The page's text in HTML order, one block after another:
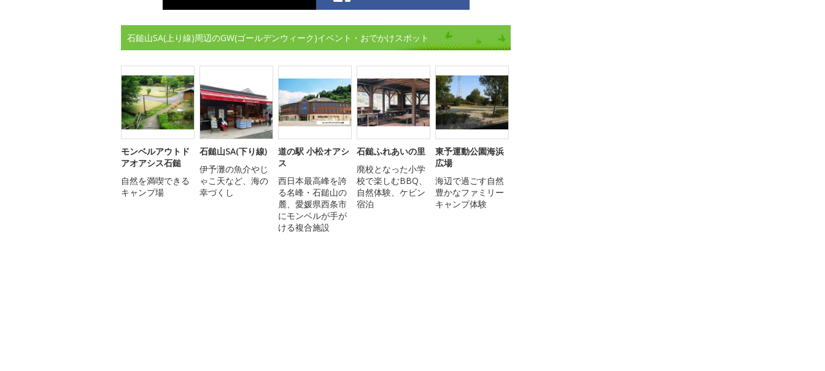
石鎚山SA(上り線)周辺のGW(ゴールデンウィーク)イベント・おでかけスポット
モンベルアウトド
アオアシス石鎚
自然を満喫できる
キャンプ場
石鎚山SA(下り線)
伊予灘の魚介やじ
ゃこ天など、海の
幸づくし
道の駅 小松オアシ
ス
西日本最高峰を誇
る名峰・石鎚山の
麓、愛媛県西条市
にモンベルが手が
ける複合施設
石鎚ふれあいの里
廃校となった小学
校で楽しむBBQ、
自然体験、ケビン
宿泊
東予運動公園海浜
広場
海辺で過ごす自然
豊かなファミリー
キャンプ体験